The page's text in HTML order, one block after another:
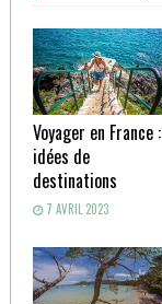
Voyager en France :
idées de
destinations
7 AVRIL 2023